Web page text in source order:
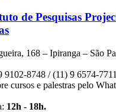
de Pesquisas
168 – Ipiranga – São
9102-8748 / (11) 9 6574-7711
cursos e palestras pelo
12h - 18h.